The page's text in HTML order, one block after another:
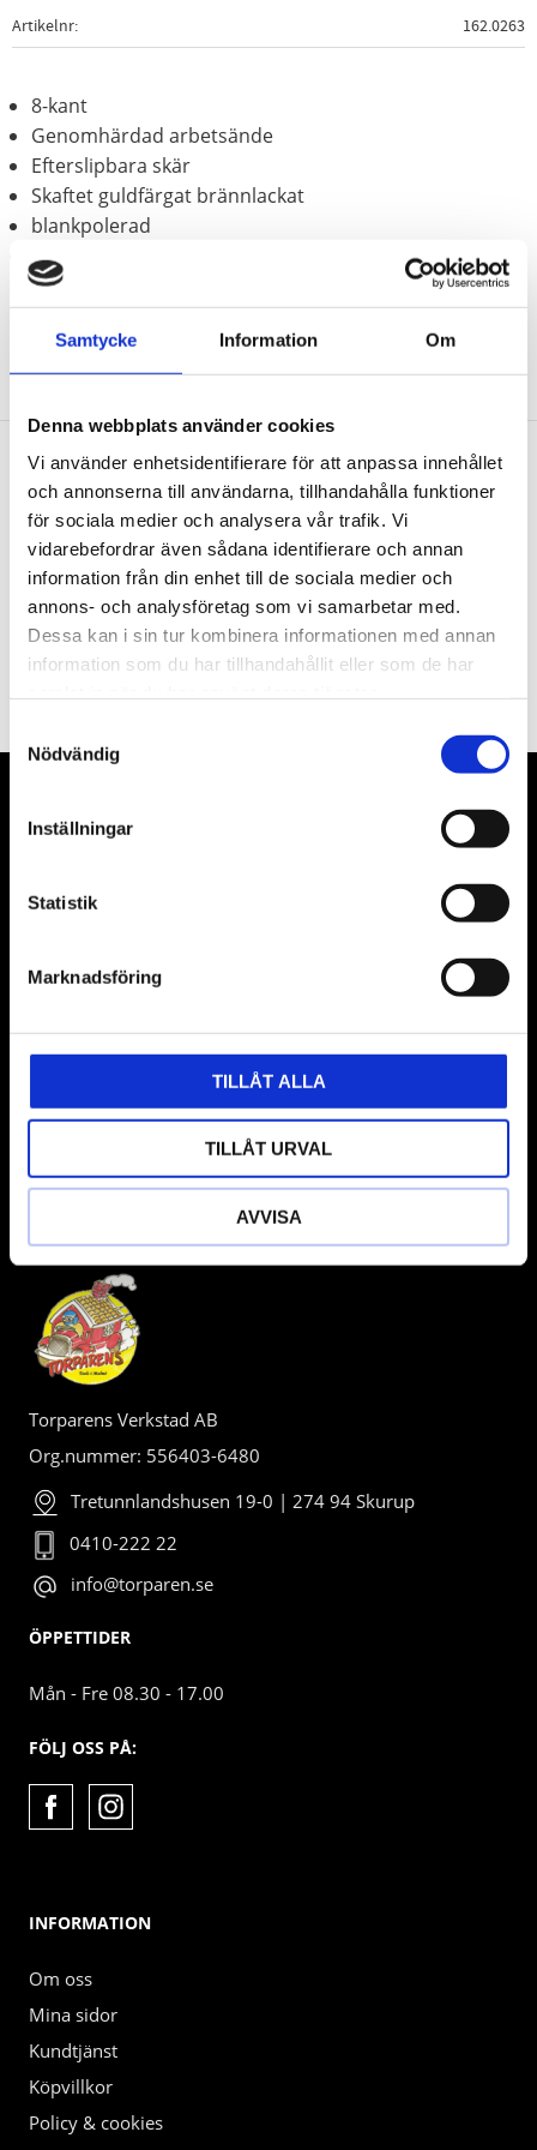
Samtycke Information Om
Denna webbplats använder cookies
Vi använder enhetsidentifierare för att anpassa innehållet
och annonserna till användarna, tillhandahålla funktioner
för sociala medier och analysera vår trafik. Vi
vidarebefordrar även sådana identifierare och annan
information från din enhet till de sociala medier och
annons- och analysföretag som vi samarbetar med.
Dessa kan i sin tur kombinera informationen med annan
information som du har tillhandahållit eller som de har
Nödvändig
Inställningar
Statistik
Marknadsföring
TILLÅT ALLA
TILLÅT URVAL
AVVISA
Artikelnr 162.0263
8-kant
Genomhärdad arbetsände
Efterslipbara skär
Skaftet guldfärgat brännlackat
blankpolerad
Krom molybden
Nyhetsbrev
PRENUMERERA
& däckmaskiner och Master luftmaskiner. Kontakta oss
gärna om vad som helst då vi gör vårt yttersta för att hjälpa
Torparens Verkstad AB
Org.nummer: 556403-6480
Tretunnlandshusen 19-0 | 274 94 Skurup
0410-222 22
info@torparen.se
ÖPPETTIDER
Mån - Fre 08.30 - 17.00
FÖLJ OSS PÅ:
INFORMATION
Om oss
Mina sidor
Kundtjänst
Köpvillkor
Policy & cookies